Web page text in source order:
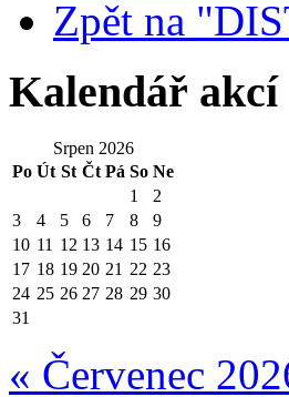
Zpět na
Kalendář akcí
Srpen 2026
Po Út St Čt Pá So Ne
1
2
3
4 5 6 7 8
9
10 11 12 13 14 15 16
17 18 19 20 21 22 23
24 25 26 27 28 29 30
31
« Červenec